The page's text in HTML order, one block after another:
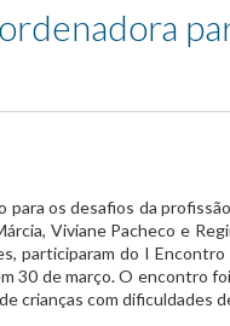
os desafios da
Viviane Pacheco e
participaram do I
30 de março. O encontro
crianças com dificuldades